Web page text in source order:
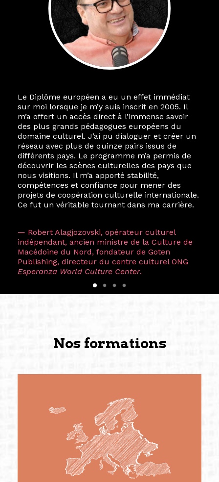
Le Diplôme européen a eu un effet immédiat
sur moi lorsque je m’y suis inscrit en 2005. Il
m’a offert un accès direct à l’immense savoir
des plus grands pédagogues européens du
domaine culturel. J’ai pu dialoguer et créer un
réseau avec plus de quinze pairs issus de
différents pays. Le programme m’a permis de
découvrir les scènes culturelles des pays que
nous visitions. Il m’a apporté stabilité,
compétences et confiance pour mener des
projets de coopération culturelle internationale.
Ce fut un véritable tournant dans ma carrière.
— Robert Alagjozovski, opérateur culturel
indépendant, ancien ministre de la Culture de
Macédoine du Nord, fondateur de Goten
Publishing, directeur du centre culturel ONG
Esperanza World Culture Center.
Nos formations